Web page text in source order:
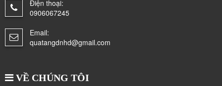
Điện thoại:
0906067245
Email:
quatangdnhd@gmail.com
VỀ CHÚNG TÔI